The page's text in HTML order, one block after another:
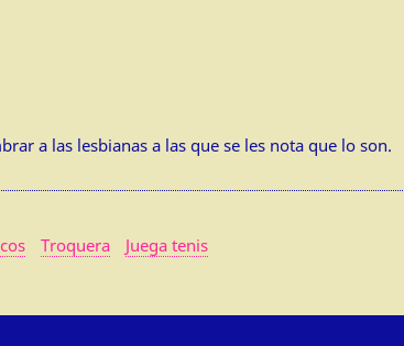
a las lesbianas a las que se les nota que lo son.
Troquera Juega tenis